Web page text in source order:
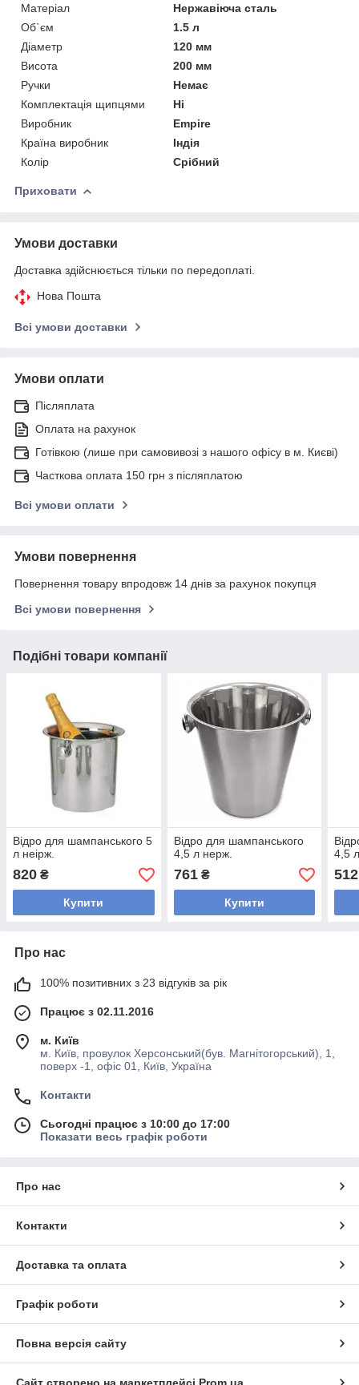
Матеріал
Нержавіюча сталь
Об`єм
1.5 л
Діаметр
120 мм
Висота
200 мм
Ручки
Немає
Комплектація щипцями
Ні
Виробник
Empire
Країна виробник
Індія
Колір
Срібний
Приховати
Умови доставки
Доставка здійснюється тільки по передоплаті.
Нова Пошта
Всі умови доставки
Умови оплати
Післяплата
Оплата на рахунок
Готівкою (лише при самовивозі з нашого офісу в м. Києві)
Часткова оплата 150 грн з післяплатою
Всі умови оплати
Умови повернення
Повернення товару впродовж 14 днів за рахунок покупця
Всі умови повернення
Подібні товари компанії
Відро для шампанського 5
л неірж.
820 ₴
Купити
Відро для шампанського
4,5 л нерж.
761₴
Купити
4,5
512
Про нас
100% позитивних з 23 відгуків за рік
Працює з 02.11.2016
м. Київ
м. Київ, провулок Херсонський(був. Магнітогорський), 1,
поверх -1, офіс 01, Київ, Україна
Контакти
Сьогодні працює з 10:00 до 17:00
Показати весь графік роботи
Про нас
Контакти
Доставка та оплата
Графік роботи
Повна версія сайту